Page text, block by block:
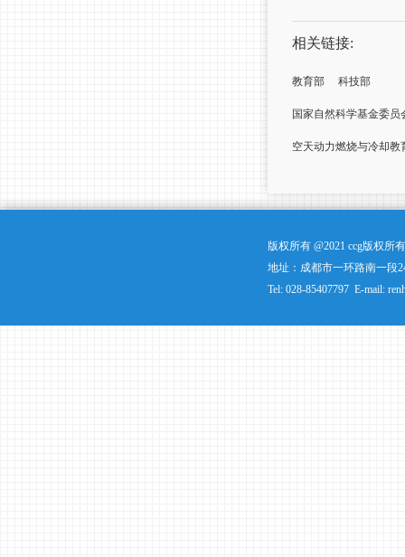
相关链接:
教育部 科技部
国家自然科学基金委员
空天动力燃烧与冷却教
版权所有 @2021 ccg版权所
地址：成都市一环路南一段
Tel: 028-85407797 E-mail: